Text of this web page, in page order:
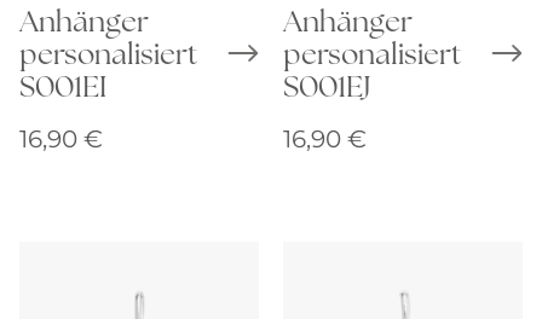
Anhänger
personalisiert
S001EI
16,90 €
Anhänger
personalisiert
S001EJ
16,90 €